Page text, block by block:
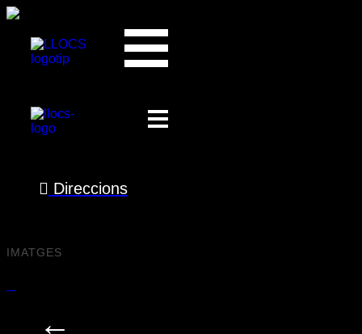
Mercat d'Andratx
Es:
Dimecres
Direccions
IMATGES